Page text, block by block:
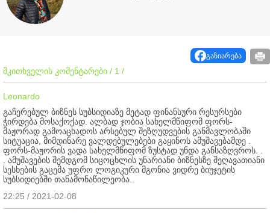
გაზიარება
მკითხველის კომენტარები / 1 /
Leonardo
გაჩერებულ ბიზნეს სუბსიდიაზე მეტად ფინანსური რესურსები
ჭირდება მოსაქოქად. ალბად ჯობია სახელმწიფომ ფორს-
მაჟორად გამოაცხადოს არსებულ შეზღუდვების განმავლობაში
სიტუაცია, მიმდინარე ვალდებულებები გაყინოს ამუშავებამდე .
ფორს-მაჟორის ვადა სახელმწიფომ ზუსტად უნდა განსაზღვროს. .
. ამუშავების შემდგომ სიცოცხლის უნარიანი ბიზნესზე შეღავათიანი
სესხების გაცემა უფრო ლოგიკური მგონია ვიდრე ბიუჯეტის
სუბსიდიებში თანამონაწილეობა..
22:25 / 2021-02-08